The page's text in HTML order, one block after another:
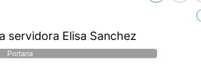
servidora Elisa Sanchez
Portaria